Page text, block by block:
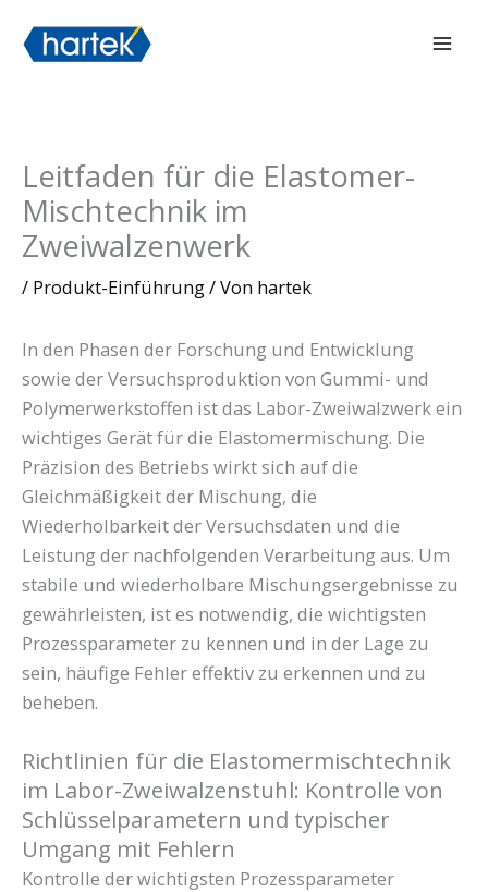
Inhalt
Leitfaden für die Elastomer-
Mischtechnik im
Zweiwalzenwerk
/ Produkt-Einführung/ Von hartek
In den Phasen der Forschung und Entwicklung
sowie der Versuchsproduktion von Gummi- und
Polymerwerkstoffen ist das Labor-Zweiwalzwerk ein
wichtiges Gerät für die Elastomermischung. Die
Präzision des Betriebs wirkt sich auf die
Gleichmäßigkeit der Mischung, die
Wiederholbarkeit der Versuchsdaten und die
Leistung der nachfolgenden Verarbeitung aus. Um
stabile und wiederholbare Mischungsergebnisse zu
gewährleisten, ist es notwendig, die wichtigsten
Prozessparameter zu kennen und in der Lage zu
sein, häufige Fehler effektiv zu erkennen und zu
beheben.
Richtlinien für die Elastomermischtechnik
im Labor-Zweiwalzenstuhl: Kontrolle von
Schlüsselparametern und typischer
Umgang mit Fehlern
Kontrolle der wichtigsten Prozessparameter